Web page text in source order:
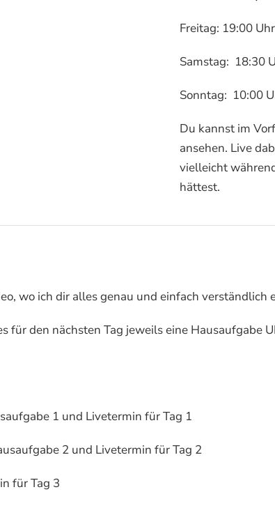
Freitag: 19:00
Samstag: 18:30
Sonntag: 10:00
Du kannst im
ansehen. Live
vielleicht
hättest.
wo ich dir alles genau und einfach verständlich
für den nächsten Tag jeweils eine Hausaufgabe
1 und Livetermin für Tag 1
2 und Livetermin für Tag 2
für Tag 3